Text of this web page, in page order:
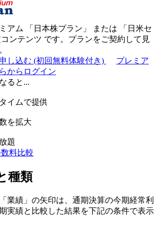
アム 「 日本株プラン 」 または 「 日米セ
ンテンツ です。プランをご契約して見
し込む (初回無料体験付き)
プレミア
からログイン
ると...
イムで提供
を拡大
題
料比較
種類
業績」の矢印は、通期決算の今期経常利
実績と比較した結果を下記の条件で表示